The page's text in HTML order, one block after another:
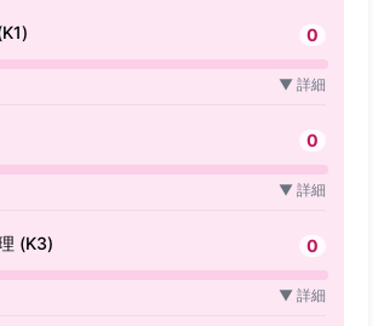
0
▼ 詳細
0
▼ 詳細
(K3) 0
▼ 詳細